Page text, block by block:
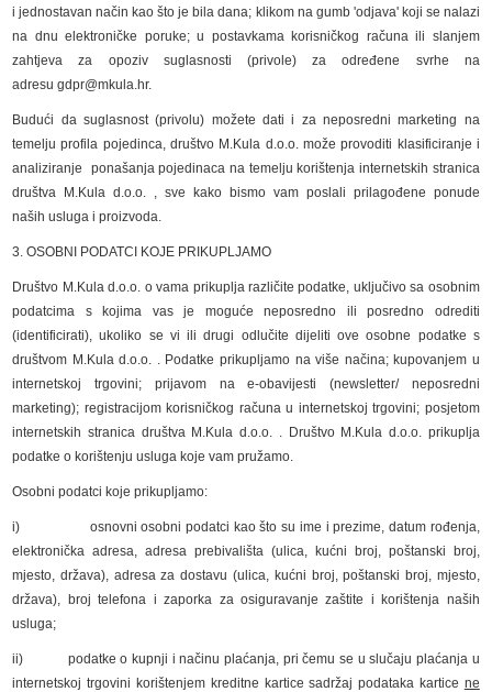
i jednostavan način kao što je bila dana; klikom na gumb 'odjava' koji se nalazi
na dnu elektroničke poruke; u postavkama korisničkog računa ili slanjem
zahtjeva za opoziv suglasnosti (privole) za određene svrhe na
adresu gdpr@mkula.hr.
Budući da suglasnost (privolu) možete dati i za neposredni marketing na
temelju profila pojedinca, društvo M.Kula d.o.o. može provoditi klasificiranje i
analiziranje ponašanja pojedinaca na temelju korištenja internetskih stranica
društva M.Kula d.o.o. , sve kako bismo vam poslali prilagođene ponude
naših usluga i proizvoda.
3. OSOBNI PODATCI KOJE PRIKUPLJAMO
Društvo M.Kula d.o.o. o vama prikuplja različite podatke, uključivo sa osobnim
podatcima s kojima vas je moguće neposredno ili posredno odrediti
(identificirati), ukoliko se vi ili drugi odlučite dijeliti ove osobne podatke s
društvom M.Kula d.o.o. . Podatke prikupljamo na više načina; kupovanjem u
internetskoj trgovini; prijavom na e-obavijesti (newsletter/ neposredni
marketing); registracijom korisničkog računa u internetskoj trgovini; posjetom
internetskih stranica društva M.Kula d.o.o. . Društvo M.Kula d.o.o. prikuplja
podatke o korištenju usluga koje vam pružamo.
Osobni podatci koje prikupljamo:
i) osnovni osobni podatci kao što su ime i prezime, datum rođenja,
elektronička adresa, adresa prebivališta (ulica, kućni broj, poštanski broj,
mjesto, država), adresa za dostavu (ulica, kućni broj, poštanski broj, mjesto,
država), broj telefona i zaporka za osiguravanje zaštite i korištenja naših
usluga;
ii) podatke o kupnji i načinu plaćanja, pri čemu se u slučaju plaćanja u
internetskoj trgovini korištenjem kreditne kartice sadržaj podataka kartice ne